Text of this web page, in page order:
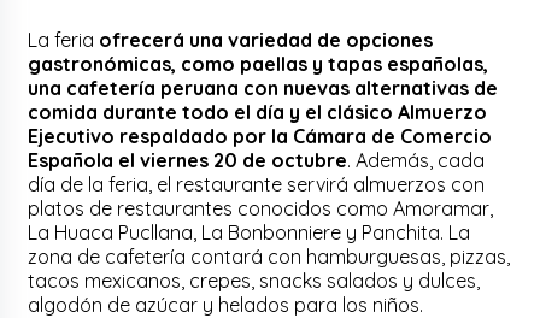
La feria ofrecerá una variedad de opciones
gastronómicas, como paellas y tapas españolas,
una cafetería peruana con nuevas alternativas de
comida durante todo el día y el clásico Almuerzo
Ejecutivo respaldado por la Cámara de Comercio
Española el viernes 20 de octubre. Además, cada
día de la feria, el restaurante servirá almuerzos con
platos de restaurantes conocidos como Amoramar,
La Huaca Pucllana, La Bonbonniere y Panchita. La
zona de cafetería contará con hamburguesas, pizzas,
tacos mexicanos, crepes, snacks salados y dulces,
algodón de azúcar y helados para los niños.